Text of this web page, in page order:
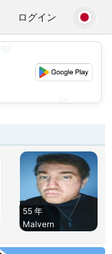
ログイン
55 年
Malvern